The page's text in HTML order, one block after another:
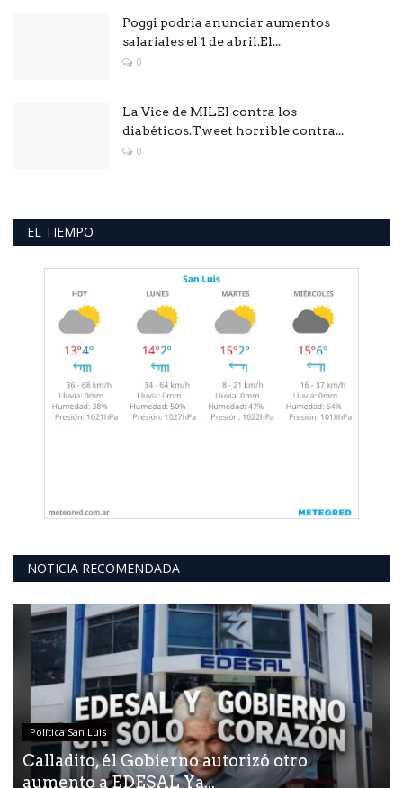
Poggi podría anunciar aumentos
salariales el 1 de abril.El...
0
La Vice de MILEI contra los
diabéticos.Tweet horrible contra...
0
EL TIEMPO
NOTICIA RECOMENDADA
Política San Luis
Calladito, él Gobierno autorizó otro
aumento a EDESAL Ya...